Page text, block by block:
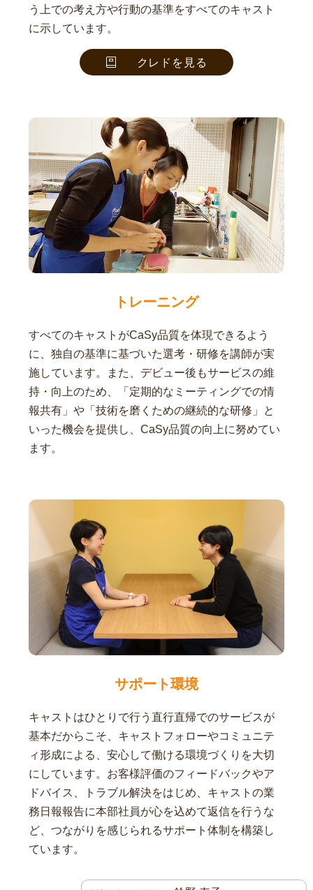
う上での考え方や行動の基準をすべてのキャスト
に示しています。
クレドを見る
トレーニング
すべてのキャストがCaSy品質を体現できるよう
に、独自の基準に基づいた選考・研修を講師が実
施しています。また、デビュー後もサービスの維
持・向上のため、「定期的なミーティングでの情
報共有」や「技術を磨くための継続的な研修」と
いった機会を提供し、CaSy品質の向上に努めてい
ます。
サポート環境
キャストはひとりで行う直行直帰でのサービスが
基本だからこそ、キャストフォローやコミュニテ
ィ形成による、安心して働ける環境づくりを大切
にしています。お客様評価のフィードバックやア
ドバイス、トラブル解決をはじめ、キャストの業
務日報報告に本部社員が心を込めて返信を行うな
ど、つながりを感じられるサポート体制を構築し
ています。